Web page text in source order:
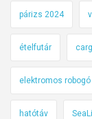
párizs 2024
ételfutár
elektromos robogó
hatótáv